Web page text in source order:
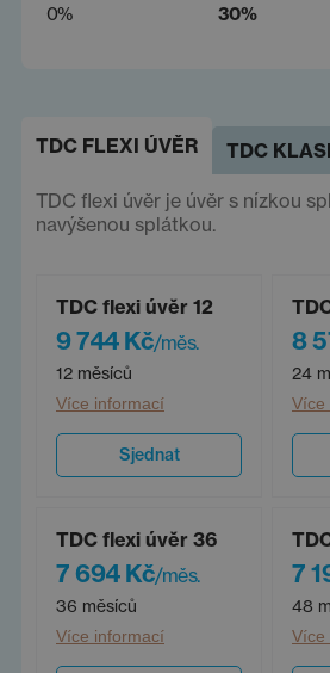
0% 30%
TDC FLEXI ÚVĚR TDC
TDC flexi úvěr je úvěr s nízkou
navýšenou splátkou.
TDC flexi úvěr 12
9 744 Kč/měs.
12 měsíců
Více informací
Sjednat
8
24
Více
TDC flexi úvěr 36
7 694 Kč/měs.
36 měsíců
Více informací
7
48
Více